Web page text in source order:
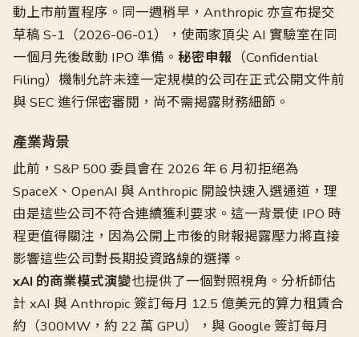
動上市前置程序。同一週稍早，Anthropic 亦宣布提交
草稿 S-1（2026-06-01），使兩家頂尖 AI 實驗室在同
一個月先後啟動 IPO 準備。 秘密申報 （Confidential
Filing）機制允許未達一定規模的公司在正式公開文件前
與 SEC 進行保密審閱，尚不需揭露財務細節。
產業背景
此前，S&P 500 委員會在 2026 年 6 月初拒絕為
SpaceX、OpenAI 與 Anthropic 開設快速入選通道，理
由是這些公司不符合連續獲利要求。這一背景使 IPO 時
程更值得關注，因為公開上市後的財報揭露壓力將直接
影響這些公司對長期投資路線的選擇。
xAI 的商業模式演變也提供了一個對照視角。分析師估
計 xAI 與 Anthropic 簽訂每月 12.5 億美元的算力租賃合
約（300MW，約 22 萬 GPU），與 Google 簽訂每月